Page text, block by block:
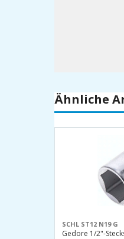
Ähnliche
SCHL ST12 N19 G
Gedore 1/2"-